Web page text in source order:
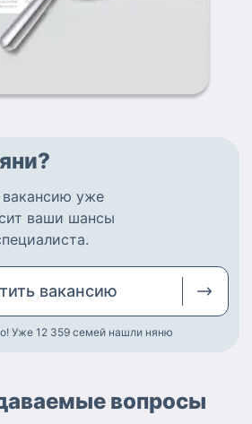
уже
ваши шансы
.
вакансию
Уже 12 359 семей нашли няню
вопросы